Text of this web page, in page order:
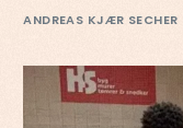
ANDREAS KJÆR SECHER